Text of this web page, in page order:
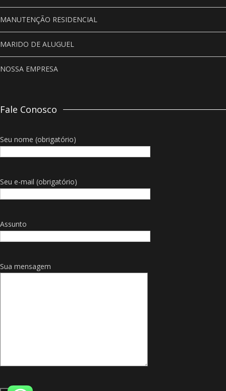
MANUTENÇÃO RESIDENCIAL
MARIDO DE ALUGUEL
NOSSA EMPRESA
Fale Conosco
Seu nome (obrigatório)
Seu e-mail (obrigatório)
Assunto
Sua mensagem